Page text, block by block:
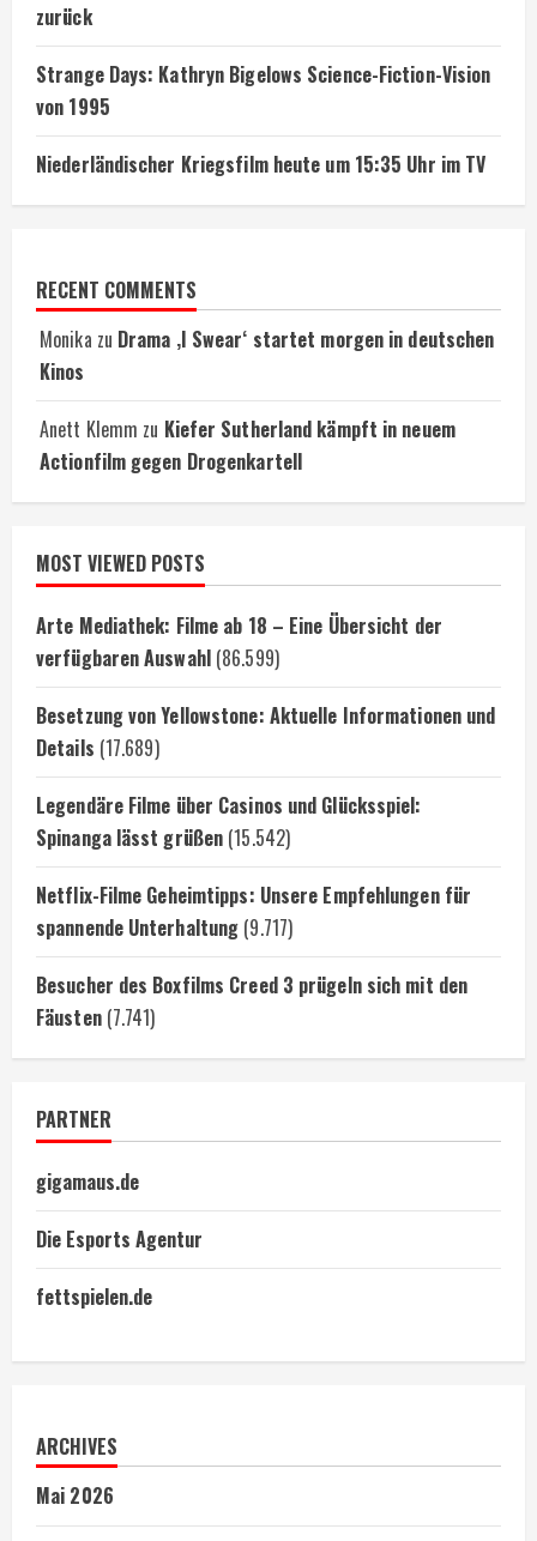
zurück
Strange Days: Kathryn Bigelows Science-Fiction-Vision
von 1995
Niederländischer Kriegsfilm heute um 15:35 Uhr im TV
RECENT COMMENTS
Monika zu Drama ‚I Swear‘ startet morgen in deutschen
Kinos
Anett Klemm zu Kiefer Sutherland kämpft in neuem
Actionfilm gegen Drogenkartell
MOST VIEWED POSTS
Arte Mediathek: Filme ab 18 – Eine Übersicht der
verfügbaren Auswahl (86.599)
Besetzung von Yellowstone: Aktuelle Informationen und
Details (17.689)
Legendäre Filme über Casinos und Glücksspiel:
Spinanga lässt grüßen (15.542)
Netflix-Filme Geheimtipps: Unsere Empfehlungen für
spannende Unterhaltung (9.717)
Besucher des Boxfilms Creed 3 prügeln sich mit den
Fäusten (7.741)
PARTNER
gigamaus.de
Die Esports Agentur
fettspielen.de
ARCHIVES
Mai 2026